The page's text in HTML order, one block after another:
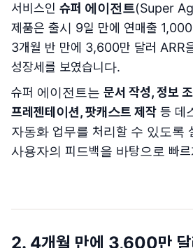
서비스인 슈퍼 에이전트(Super
제품은 출시 9일 만에 연매출
3개월 반 만에 3,600만 달러 ARR
성장세를 보였습니다.
슈퍼 에이전트는 문서 작성, 정보
프레젠테이션, 팟캐스트 제작 등 데
자동화 업무를 처리할 수 있도록
사용자의 피드백을 바탕으로 빠
2. 4개월 만에 3,600만 달